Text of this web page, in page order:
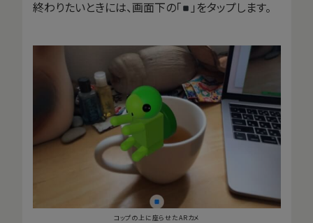
終わりたいときには、画面下の「 」をタップします。
コップの上に座らせたARカメ